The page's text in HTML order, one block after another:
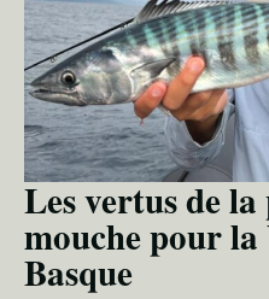
Les vertus de la
mouche pour la
Basque